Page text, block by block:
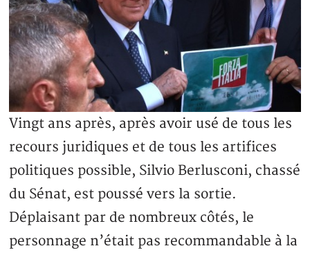
Vingt ans après, après avoir usé de tous les
recours juridiques et de tous les artifices
politiques possible, Silvio Berlusconi, chassé
du Sénat, est poussé vers la sortie.
Déplaisant par de nombreux côtés, le
personnage n’était pas recommandable à la